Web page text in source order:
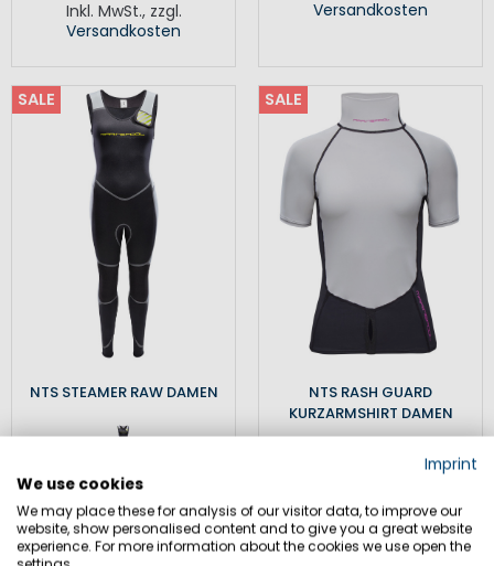
Inkl. MwSt., zzgl.
Versandkosten
Versandkosten
SALE
NTS STEAMER RAW DAMEN
99,90 € 249,90 €
Inkl. MwSt.,zzgl.
Versandkosten
SALE
NTS RASH GUARD
KURZARMSHIRT DAMEN
29,90 € 44,90 €
Inkl. MwSt.,zzgl.
Imprint
We use cookies
We may place these for analysis of our visitor data, to improve our
website, show personalised content and to give you a great website
experience. For more information about the cookies we use open the